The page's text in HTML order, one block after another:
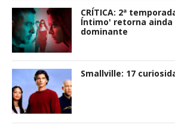
CRÍTICA: 2ª
Íntimo' retorna ainda
dominante
Smallville: 17